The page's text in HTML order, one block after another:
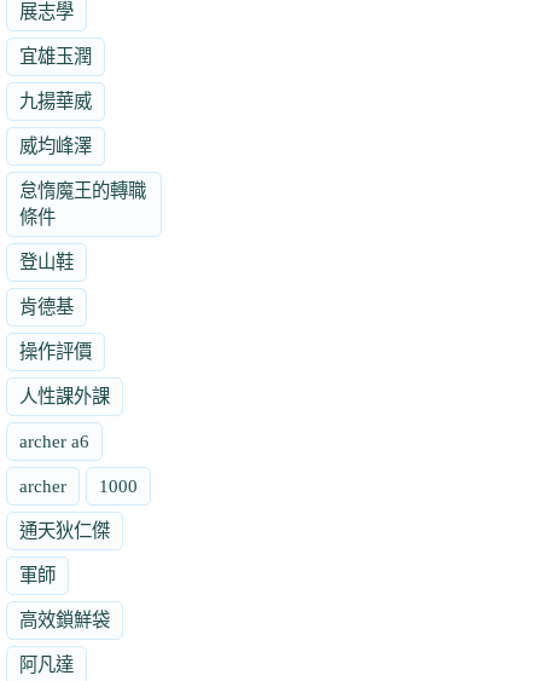
展志學
宜雄玉潤
九揚華威
威均峰澤
怠惰魔王的轉職
條件
登山鞋
肯德基
操作評價
人性課外課
archer a6
archer 1000
通天狄仁傑
軍師
高效鎖鮮袋
阿凡達